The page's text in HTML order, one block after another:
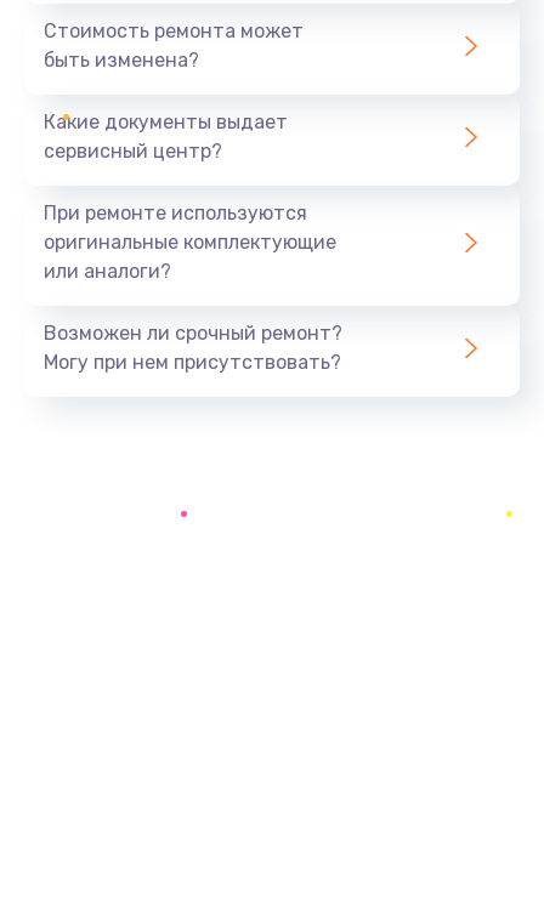
545 руб.
Установка драйверов
Замена вебкамеры
Заказать
Стоимость ремонта может
быть изменена?
Какие документы выдает
сервисный центр?
При ремонте используются
оригинальные комплектующие
или аналоги?
Возможен ли срочный ремонт?
Могу при нем присутствовать?